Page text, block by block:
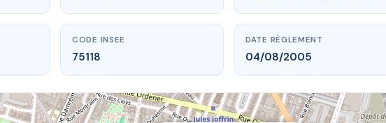
CODE INSEE
75118
DATE RÈGLEMENT
04/08/2005